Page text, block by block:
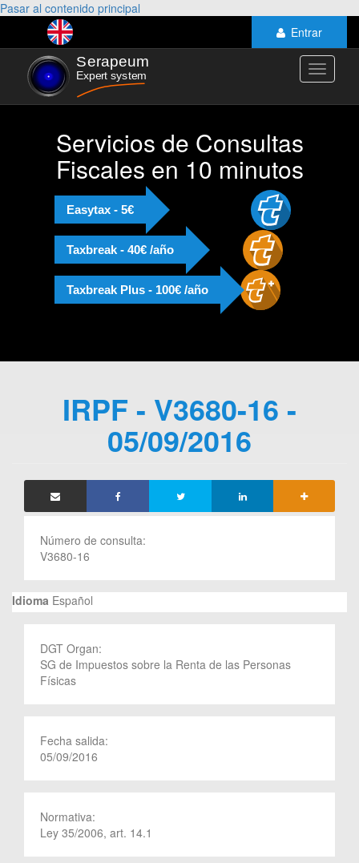
Pasar al contenido principal
Entrar
Toggle
Servicios de Consultas
Fiscales en 10 minutos
Easytax - 5€
Taxbreak - 40€ /año
Taxbreak Plus - 100€ /año
IRPF - V3680-16 -
05/09/2016
Número de consulta:
V3680-16
Idioma Español
DGT Organ:
SG de Impuestos sobre la Renta de las Personas
Físicas
Fecha salida:
05/09/2016
Normativa:
Ley 35/2006, art. 14.1